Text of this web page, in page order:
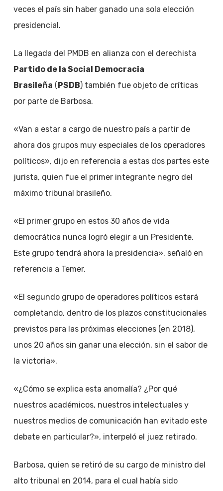
veces el país sin haber ganado una sola elección
presidencial.
La llegada del PMDB en alianza con el derechista
Partido de la Social Democracia
Brasileña (PSDB) también fue objeto de críticas
por parte de Barbosa.
«Van a estar a cargo de nuestro país a partir de
ahora dos grupos muy especiales de los operadores
políticos», dijo en referencia a estas dos partes este
jurista, quien fue el primer integrante negro del
máximo tribunal brasileño.
«El primer grupo en estos 30 años de vida
democrática nunca logró elegir a un Presidente.
Este grupo tendrá ahora la presidencia», señaló en
referencia a Temer.
«El segundo grupo de operadores políticos estará
completando, dentro de los plazos constitucionales
previstos para las próximas elecciones (en 2018),
unos 20 años sin ganar una elección, sin el sabor de
la victoria».
«¿Cómo se explica esta anomalía? ¿Por qué
nuestros académicos, nuestros intelectuales y
nuestros medios de comunicación han evitado este
debate en particular?», interpeló el juez retirado.
Barbosa, quien se retiró de su cargo de ministro del
alto tribunal en 2014, para el cual había sido